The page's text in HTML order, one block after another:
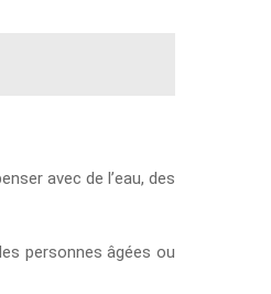
avec de l’eau, des
personnes âgées ou